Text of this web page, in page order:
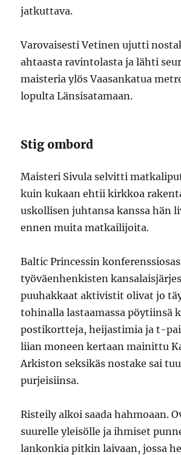
jatkuttava.
Varovaisesti Vetinen ujutti
ahtaasta ravintolasta ja lähti
maisteria ylös Vaasankatua
lopulta Länsisatamaan.
Stig ombord
Maisteri Sivula selvitti
kuin kukaan ehtii kirkkoa
uskollisen juhtansa kanssa hän
ennen muita matkailijoita.
Baltic Princessin
työväenhenkisten
puuhakkaat aktivistit olivat jo
tohinalla lastaamassa pöytiinsä
postikortteja, heijastimia ja t-
liian moneen kertaan mainittu
Arkiston seksikäs nostake sai
purjeisiinsa.
Risteily alkoi saada hahmoaan.
suurelle yleisölle ja ihmiset
lankonkia pitkin laivaan, jossa